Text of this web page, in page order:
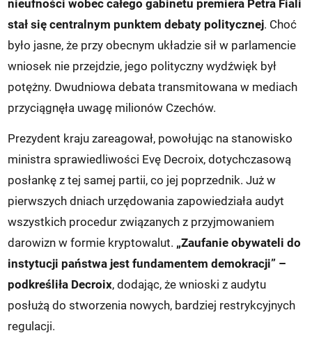
nieufności wobec całego gabinetu premiera Petra Fiali
stał się centralnym punktem debaty politycznej. Choć
było jasne, że przy obecnym układzie sił w parlamencie
wniosek nie przejdzie, jego polityczny wydźwięk był
potężny. Dwudniowa debata transmitowana w mediach
przyciągnęła uwagę milionów Czechów.
Prezydent kraju zareagował, powołując na stanowisko
ministra sprawiedliwości Evę Decroix, dotychczasową
posłankę z tej samej partii, co jej poprzednik. Już w
pierwszych dniach urzędowania zapowiedziała audyt
wszystkich procedur związanych z przyjmowaniem
darowizn w formie kryptowalut. „Zaufanie obywateli do
instytucji państwa jest fundamentem demokracji” –
podkreśliła Decroix, dodając, że wnioski z audytu
posłużą do stworzenia nowych, bardziej restrykcyjnych
regulacji.